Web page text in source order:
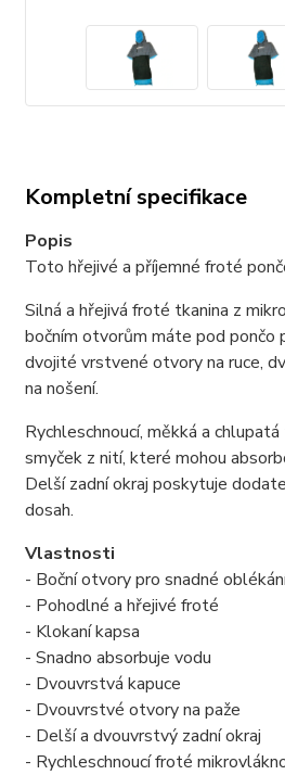
Kompletní specifikace
Popis
Toto hřejivé a příjemné froté
Silná a hřejivá froté tkanina z
bočním otvorům máte pod pončo
dvojité vrstvené otvory na ruce,
na nošení.
Rychleschnoucí, měkká a
smyček z nití, které mohou
Delší zadní okraj poskytuje
dosah.
Vlastnosti
- Boční otvory pro snadné
- Pohodlné a hřejivé froté
- Klokaní kapsa
- Snadno absorbuje vodu
- Dvouvrstvá kapuce
- Dvouvrstvé otvory na paže
- Delší a dvouvrstvý zadní okraj
- Rychleschnoucí froté